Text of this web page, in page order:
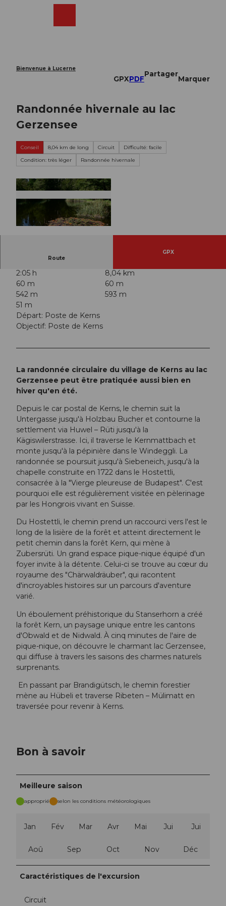
Bienvenue à Lucerne
GPXPDF
Partager
Marquer
Randonnée hivernale au lac
Gerzensee
Conseil 8,04 km de long Circuit
Difficulté: facile
Condition: très léger
Randonnée hivernale
Route
GPX
2:05 h
8,04 km
60 m
60 m
542 m
593 m
51 m
Départ: Poste de Kerns
Objectif: Poste de Kerns
La randonnée circulaire du village de Kerns au lac
Gerzensee peut être pratiquée aussi bien en
hiver qu'en été.
Depuis le car postal de Kerns, le chemin suit la
Untergasse jusqu'à Holzbau Bucher et contourne la
settlement via Huwel – Rüti jusqu'à la
Kägiswilerstrasse. Ici, il traverse le Kernmattbach et
monte jusqu'à la pépinière dans le Windeggli. La
randonnée se poursuit jusqu'à Siebeneich, jusqu'à la
chapelle construite en 1722 dans le Hostettli,
consacrée à la "Vierge pleureuse de Budapest". C'est
pourquoi elle est régulièrement visitée en pèlerinage
par les Hongrois vivant en Suisse.
Du Hostettli, le chemin prend un raccourci vers l'est le
long de la lisière de la forêt et atteint directement le
petit chemin dans la forêt Kern, qui mène à
Zubersrüti. Un grand espace pique-nique équipé d'un
foyer invite à la détente. Celui-ci se trouve au cœur du
royaume des "Chärwaldräuber", qui racontent
d'incroyables histoires sur un parcours d'aventure
varié.
Un éboulement préhistorique du Stanserhorn a créé
la forêt Kern, un paysage unique entre les cantons
d'Obwald et de Nidwald. À cinq minutes de l'aire de
pique-nique, on découvre le charmant lac Gerzensee,
qui diffuse à travers les saisons des charmes naturels
surprenants.
En passant par Brandigütsch, le chemin forestier
mène au Hübeli et traverse Ribeten – Mülimatt en
traversée pour revenir à Kerns.
Bon à savoir
Meilleure saison
approprié selon les conditions météorologiques
Jan Fév Mar Avr Mai Jui Jui
Aoû Sep Oct Nov Déc
Caractéristiques de l'excursion
Circuit